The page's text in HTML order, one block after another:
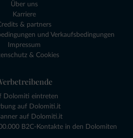
Über uns
Karriere
& partners
und Verkaufsbedingungen
Impressum
& Cookies
Dolomiti eintreten
auf Dolomiti.it
auf Dolomiti.it
B2C-Kontakte in den Dolomiten